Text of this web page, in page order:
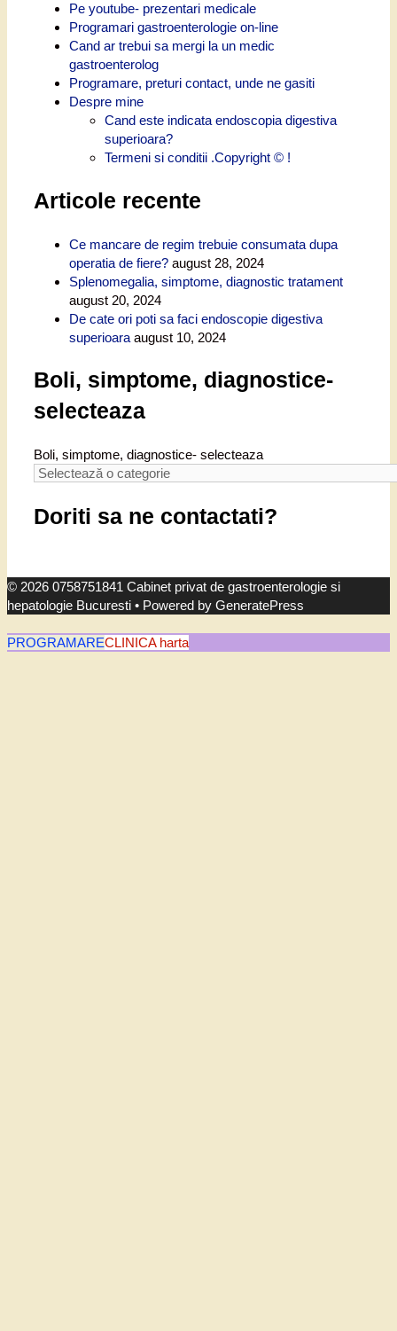
Pe youtube- prezentari medicale
Programari gastroenterologie on-line
Cand ar trebui sa mergi la un medic
gastroenterolog
Programare, preturi contact, unde ne gasiti
Despre mine
Cand este indicata endoscopia digestiva
superioara?
Termeni si conditii .Copyright © !
Articole recente
Ce mancare de regim trebuie consumata dupa
operatia de fiere? august 28, 2024
Splenomegalia, simptome, diagnostic tratament
august 20, 2024
De cate ori poti sa faci endoscopie digestiva
superioara august 10, 2024
Boli, simptome, diagnostice-
selecteaza
Boli, simptome, diagnostice- selecteaza
Doriti sa ne contactati?
© 2026 0758751841 Cabinet privat de gastroenterologie si
hepatologie Bucuresti • Powered by GeneratePress
PROGRAMARECLINICA harta